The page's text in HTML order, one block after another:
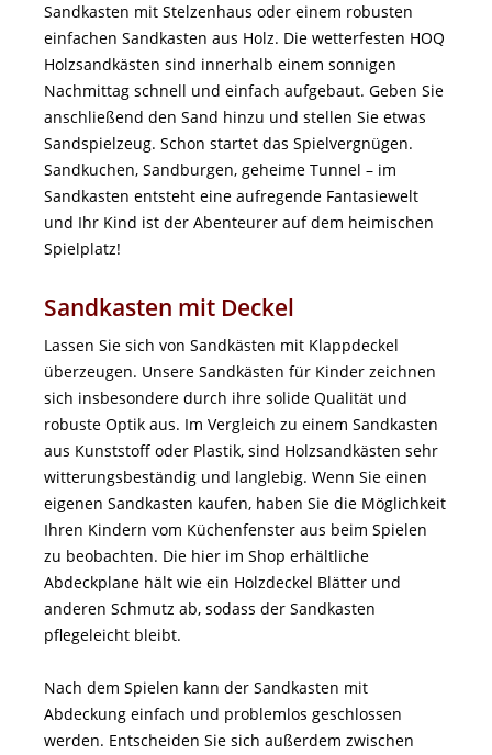
Sandkasten mit Stelzenhaus oder einem robusten
einfachen Sandkasten aus Holz. Die wetterfesten HOQ
Holzsandkästen sind innerhalb einem sonnigen
Nachmittag schnell und einfach aufgebaut. Geben Sie
anschließend den Sand hinzu und stellen Sie etwas
Sandspielzeug. Schon startet das Spielvergnügen.
Sandkuchen, Sandburgen, geheime Tunnel – im
Sandkasten entsteht eine aufregende Fantasiewelt
und Ihr Kind ist der Abenteurer auf dem heimischen
Spielplatz!
Sandkasten mit Deckel
Lassen Sie sich von Sandkästen mit Klappdeckel
überzeugen. Unsere Sandkästen für Kinder zeichnen
sich insbesondere durch ihre solide Qualität und
robuste Optik aus. Im Vergleich zu einem Sandkasten
aus Kunststoff oder Plastik, sind Holzsandkästen sehr
witterungsbeständig und langlebig. Wenn Sie einen
eigenen Sandkasten kaufen, haben Sie die Möglichkeit
Ihren Kindern vom Küchenfenster aus beim Spielen
zu beobachten. Die hier im Shop erhältliche
Abdeckplane hält wie ein Holzdeckel Blätter und
anderen Schmutz ab, sodass der Sandkasten
pflegeleicht bleibt.
Nach dem Spielen kann der Sandkasten mit
Abdeckung einfach und problemlos geschlossen
werden. Entscheiden Sie sich außerdem zwischen